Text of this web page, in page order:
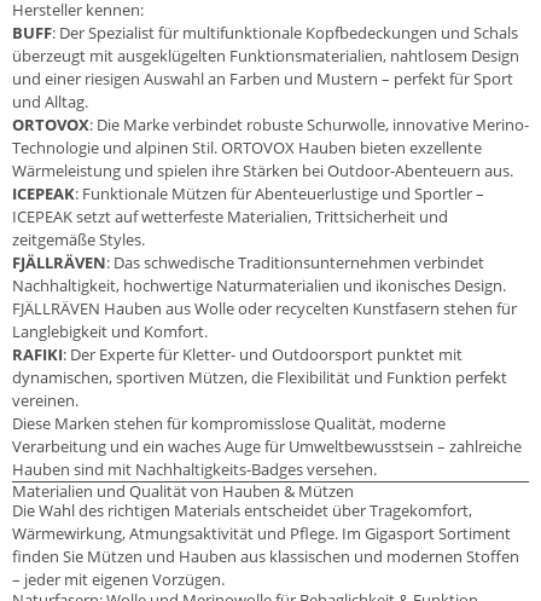
Hersteller kennen:
BUFF: Der Spezialist für multifunktionale Kopfbedeckungen und Schals
überzeugt mit ausgeklügelten Funktionsmaterialien, nahtlosem Design
und einer riesigen Auswahl an Farben und Mustern – perfekt für Sport
und Alltag.
ORTOVOX: Die Marke verbindet robuste Schurwolle, innovative Merino-
Technologie und alpinen Stil. ORTOVOX Hauben bieten exzellente
Wärmeleistung und spielen ihre Stärken bei Outdoor-Abenteuern aus.
ICEPEAK: Funktionale Mützen für Abenteuerlustige und Sportler –
ICEPEAK setzt auf wetterfeste Materialien, Trittsicherheit und
zeitgemäße Styles.
FJÄLLRÄVEN: Das schwedische Traditionsunternehmen verbindet
Nachhaltigkeit, hochwertige Naturmaterialien und ikonisches Design.
FJÄLLRÄVEN Hauben aus Wolle oder recycelten Kunstfasern stehen für
Langlebigkeit und Komfort.
RAFIKI: Der Experte für Kletter- und Outdoorsport punktet mit
dynamischen, sportiven Mützen, die Flexibilität und Funktion perfekt
vereinen.
Diese Marken stehen für kompromisslose Qualität, moderne
Verarbeitung und ein waches Auge für Umweltbewusstsein – zahlreiche
Hauben sind mit Nachhaltigkeits-Badges versehen.
Materialien und Qualität von Hauben & Mützen
Die Wahl des richtigen Materials entscheidet über Tragekomfort,
Wärmewirkung, Atmungsaktivität und Pflege. Im Gigasport Sortiment
finden Sie Mützen und Hauben aus klassischen und modernen Stoffen
– jeder mit eigenen Vorzügen.